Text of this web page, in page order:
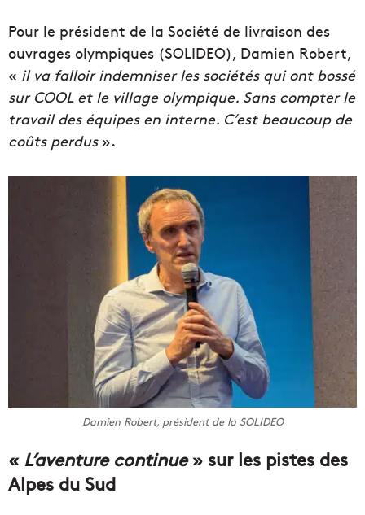
Pour le président de la Société de livraison des
ouvrages olympiques (SOLIDEO), Damien Robert,
« il va falloir indemniser les sociétés qui ont bossé
sur COOL et le village olympique. Sans compter le
travail des équipes en interne. C’est beaucoup de
coûts perdus».
Damien Robert, président de la SOLIDEO
« L’aventure continue» sur les pistes des
Alpes du Sud